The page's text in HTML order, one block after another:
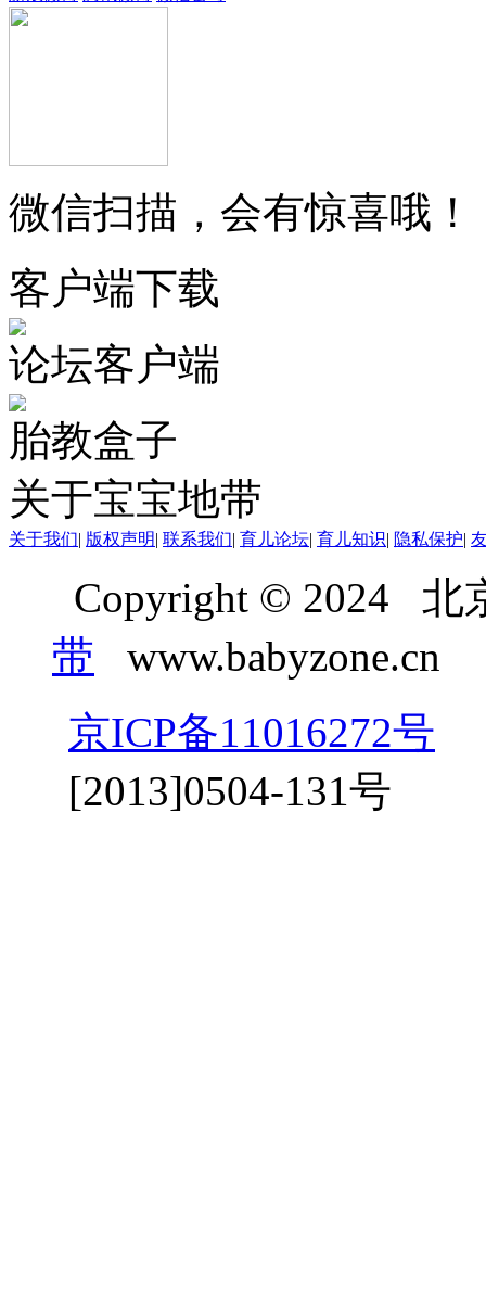
微信扫描，会有惊喜哦！
客户端下载
论坛客户端
胎教盒子
关于宝宝地带
关于我们| 版权声明| 联系我们| 育儿论坛| 育儿知识| 隐私保护|
Copyright © 2024
带 www.babyzone.cn
京ICP备11016272号
[2013]0504-131号